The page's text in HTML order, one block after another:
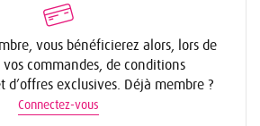
vous bénéficierez alors, lors de
commandes, de conditions
d’offres exclusives. Déjà membre ?
Connectez-vous